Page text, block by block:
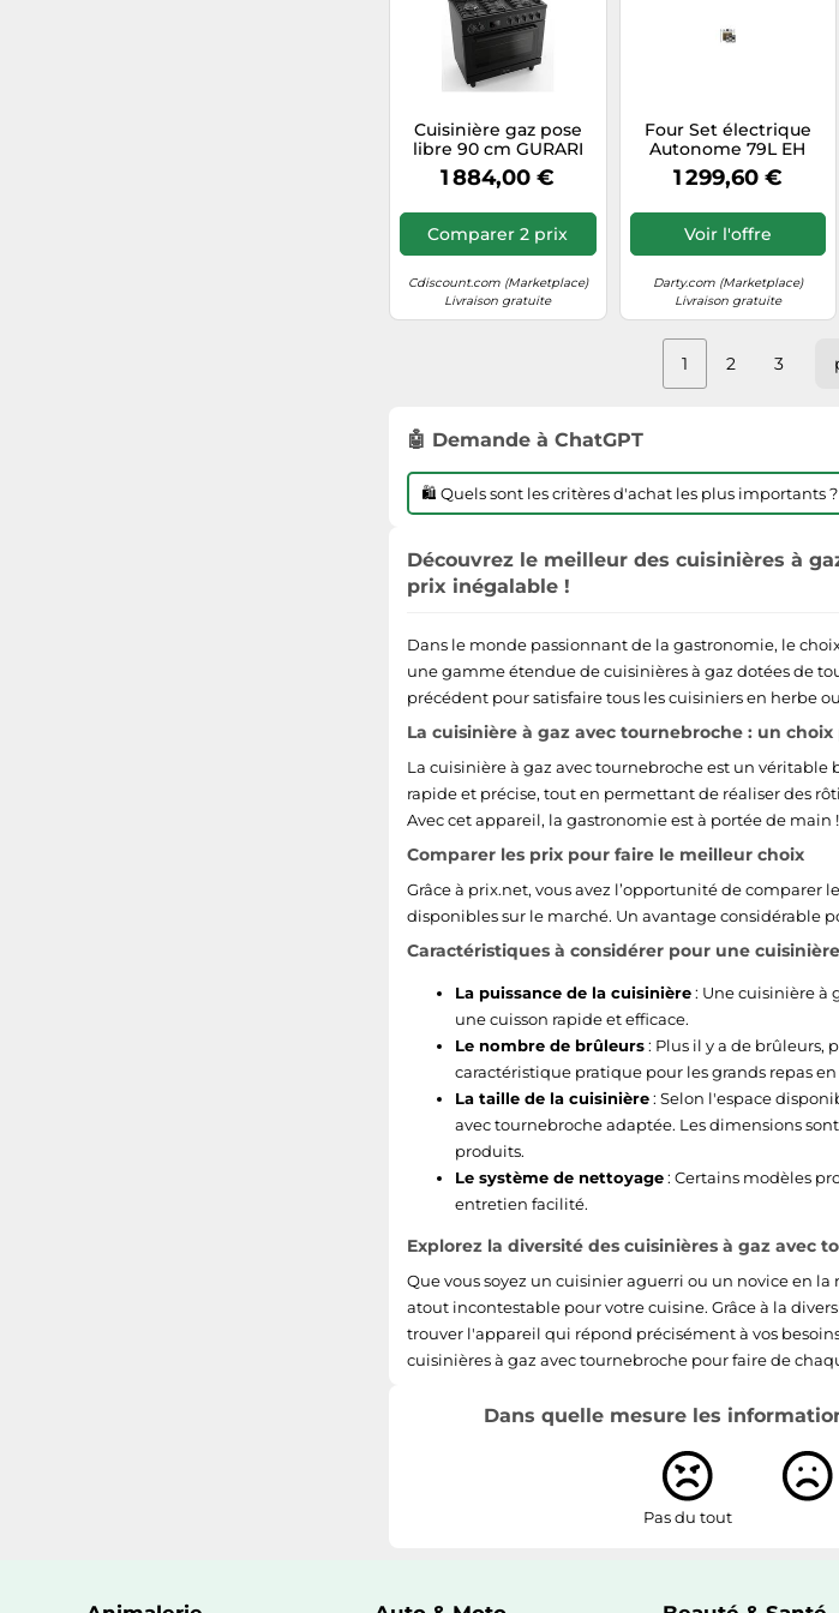
Cuisinière gaz pose
libre 90 cm GURARI
GCH E 818 BL - Four
multifonction 126 L - 5
Air Fry
1 884,00 €
Comparer 2 prix
Cdiscount.com (Marketplace)
Livraison gratuite
Four Set électrique
Autonome 79L EH
6326 W+KCG 6394 w,
Autonettoyant,
de cuisson gaz.
1 299,60 €
Voir l'offre
Darty.com (Marketplace)
Livraison gratuite
1 2 3
🤖 Demande à ChatGPT
🛍️ Quels sont les critères d'achat les plus importants ?
Découvrez le meilleur des cuisinières à
prix inégalable !
Dans le monde passionnant de la gastronomie, le
une gamme étendue de cuisinières à gaz dotées de
précédent pour satisfaire tous les cuisiniers en herbe
La cuisinière à gaz avec tournebroche : un
La cuisinière à gaz avec tournebroche est un véritable
rapide et précise, tout en permettant de réaliser des
Avec cet appareil, la gastronomie est à portée de main !
Comparer les prix pour faire le meilleur choix
Grâce à prix.net, vous avez l’opportunité de comparer
disponibles sur le marché. Un avantage considérable
Caractéristiques à considérer pour une
La puissance de la cuisinière: Une cuisinière à
une cuisson rapide et efficace.
Le nombre de brûleurs: Plus il y a de brûleurs,
caractéristique pratique pour les grands repas
La taille de la cuisinière: Selon l'espace
avec tournebroche adaptée. Les dimensions
produits.
Le système de nettoyage: Certains modèles
entretien facilité.
Explorez la diversité des cuisinières à gaz avec
Que vous soyez un cuisinier aguerri ou un novice en
atout incontestable pour votre cuisine. Grâce à la
trouver l'appareil qui répond précisément à vos
cuisinières à gaz avec tournebroche pour faire de
Dans quelle mesure les
Pas du tout